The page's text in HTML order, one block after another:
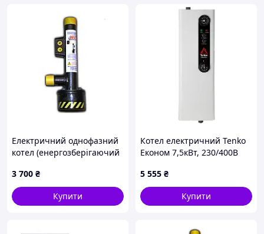
Електричний однофазний
котел (енергозберігаючий
опалювальний пристрій)
WION 1/4 (4 кВт, [Склад:
Київ №2]
3 700 ₴
Купити
Котел електричний Tenko
Економ 7,5кВт, 230/400В
5 555 ₴
Купити